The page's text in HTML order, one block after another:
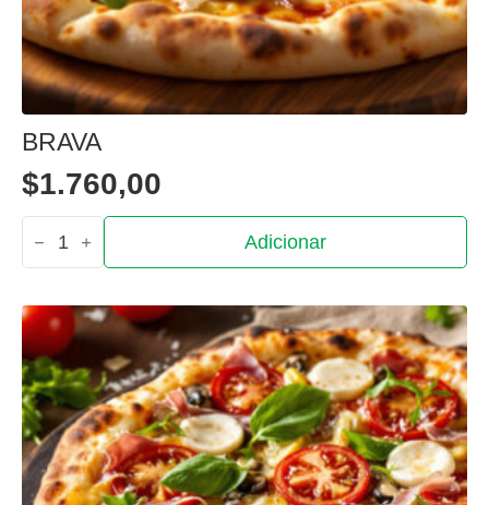
BRAVA
$1.760,00
Quantidade
de
Brava
Adicionar